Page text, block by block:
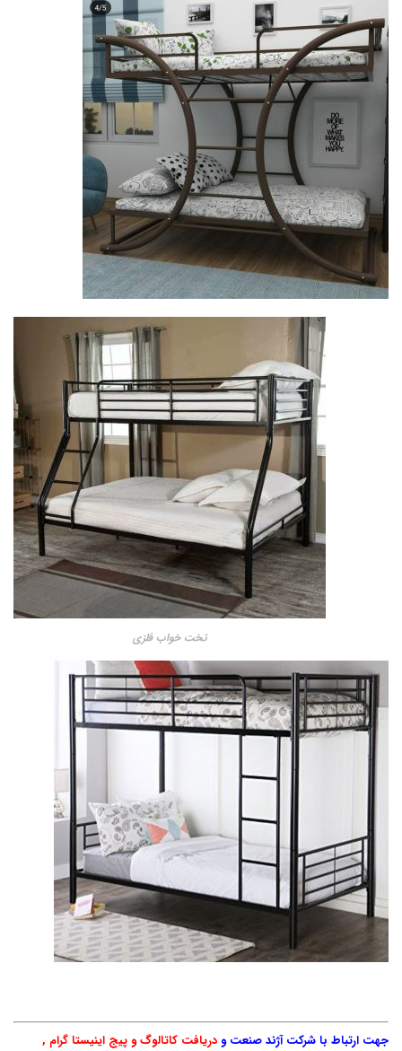
تخت خواب فلزی
جهت ارتباط با شرکت آژند صنعت و دریافت کاتالوگ و پیج اینیستا گرام ,